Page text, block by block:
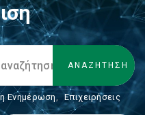
Ενημέρωση, Επιχειρήσεις